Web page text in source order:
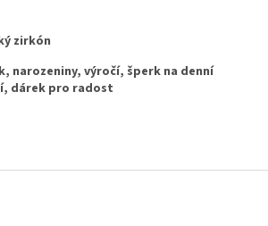
zirkón
narozeniny, výročí, šperk na denní
dárek pro radost